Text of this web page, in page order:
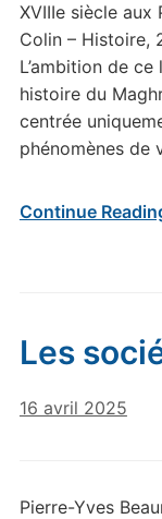
XVIIIe siècle aux
Colin – Histoire,
L’ambition de
histoire du
centrée
phénomènes de
Continue
Les
16 avril 2025
Pierre-Yves